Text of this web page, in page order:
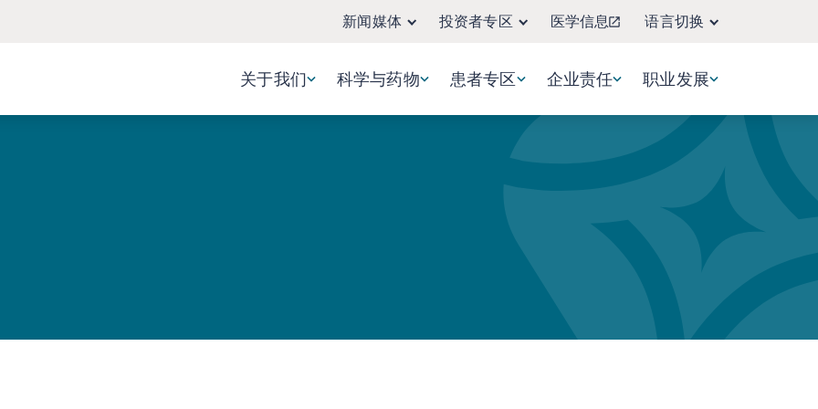
新闻媒体 投资者专区 医学信息 语言切换
关于我们 科学与药物 患者专区 企业责任 职业发展